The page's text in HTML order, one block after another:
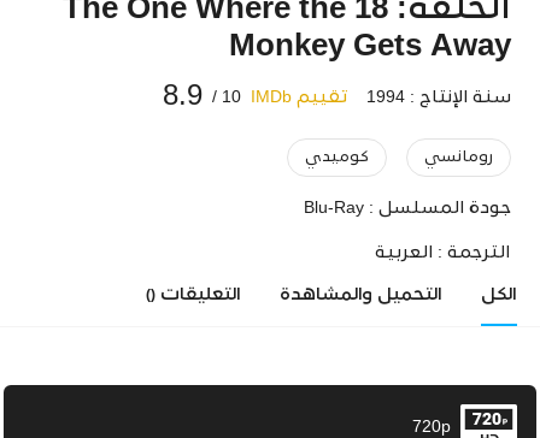
الحلقة: 18 The One Where the
Monkey Gets Away
سنة الإنتاج : 1994 تقييم IMDb 10 /
8.9
رومانسي كوميدي
جودة المسلسل : Blu-Ray
الترجمة : العربية
الكل التحميل والمشاهدة التعليقات ()
720p